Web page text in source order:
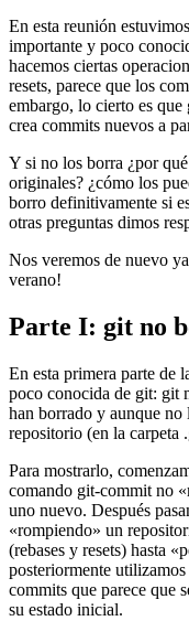
En esta reunión
importante y poco
hacemos ciertas
resets, parece que los
embargo, lo cierto es
crea commits nuevos a
Y si no los borra ¿por
originales? ¿cómo los
borro definitivamente si
otras preguntas dimos
Nos veremos de nuevo
verano!
Parte I: git no
En esta primera parte de
poco conocida de git: git
han borrado y aunque no
repositorio (en la carpeta
Para mostrarlo,
comando git-commit no
uno nuevo. Después
«rompiendo» un
(rebases y resets) hasta
posteriormente
commits que parece que
su estado inicial.